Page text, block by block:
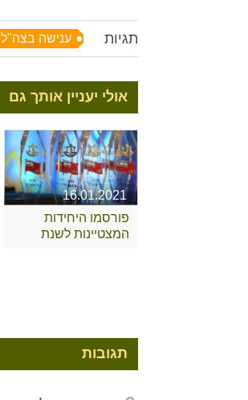
תגיות ענישה בצה"ל
אולי יעניין אותך גם
16.01.2021
פורסמו היחידות
המצטיינות לשנת
תגובות